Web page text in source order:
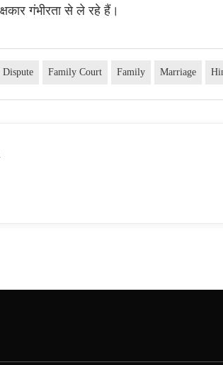
गंभीरता से ले रहे हैं।
Family Court Family Marriage